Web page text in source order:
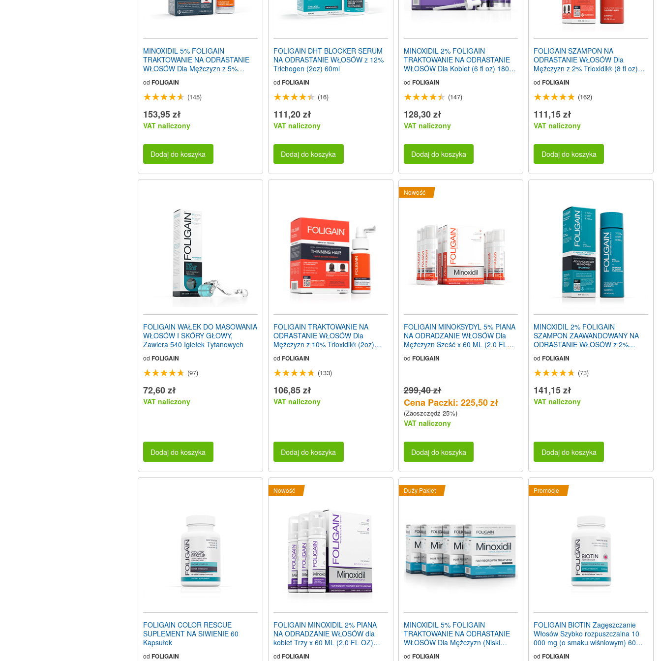
MINOXIDIL 5% FOLIGAIN
TRAKTOWANIE NA ODRASTANIE
WŁOSÓW Dla Mężczyzn z 5%
od FOLIGAIN
(145)
153,95 zł
VAT naliczony
Dodaj do koszyka
FOLIGAIN DHT BLOCKER SERUM
NA ODRASTANIE WŁOSÓW z 12%
Trichogen (2oz) 60ml
od FOLIGAIN
(16)
111,20 zł
VAT naliczony
Dodaj do koszyka
MINOXIDIL 2% FOLIGAIN
TRAKTOWANIE NA ODRASTANIE
WŁOSÓW Dla Kobiet (6 fl oz) 180ml
od FOLIGAIN
(147)
128,30 zł
VAT naliczony
Dodaj do koszyka
FOLIGAIN SZAMPON NA
ODRASTANIE WŁOSÓW Dla
Mężczyzn z 2% Trioxidil® (8 fl oz)
od FOLIGAIN
(162)
111,15 zł
VAT naliczony
Dodaj do koszyka
FOLIGAIN WAŁEK DO MASOWANIA
WŁOSÓW I SKÓRY GŁOWY,
Zawiera 540 Igiełek Tytanowych
od FOLIGAIN
(97)
72,60 zł
VAT naliczony
Dodaj do koszyka
FOLIGAIN TRAKTOWANIE NA
ODRASTANIE WŁOSÓW Dla
Mężczyzn z 10% Trioxidil® (2oz)
od FOLIGAIN
(133)
106,85 zł
VAT naliczony
Dodaj do koszyka
Nowość
FOLIGAIN MINOKSYDYL 5% PIANA
NA ODRADZANIE WŁOSÓW Dla
Mężczyzn Sześć x 60 ML (2.0 FL
od FOLIGAIN
299,40 zł
Cena Paczki: 225,50 zł
(Zaoszczędź 25%)
VAT naliczony
Dodaj do koszyka
MINOXIDIL 2% FOLIGAIN
SZAMPON ZAAWANDOWANY NA
ODRASTANIE WŁOSÓW z 2%
od FOLIGAIN
(73)
141,15 zł
VAT naliczony
Dodaj do koszyka
FOLIGAIN COLOR RESCUE
SUPLEMENT NA SIWIENIE 60
Kapsułek
od FOLIGAIN
Nowość
FOLIGAIN MINOXIDIL 2% PIANA
NA ODRADZANIE WŁOSÓW dla
kobiet Trzy x 60 ML (2,0 FL OZ)
od FOLIGAIN
Duży Pakiet
MINOXIDIL 5% FOLIGAIN
TRAKTOWANIE NA ODRASTANIE
WŁOSÓW Dla Mężczyzn (Niski
od FOLIGAIN
Promocje
FOLIGAIN BIOTIN Zagęszczanie
Włosów Szybko rozpuszczalna 10
000 mg (o smaku wiśniowym) 60
od FOLIGAIN